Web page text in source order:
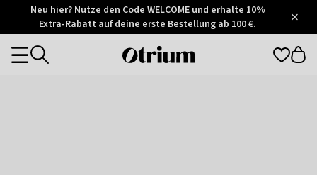
Otrium
Trustpilot
Neu hier? Nutze den Code WELCOME und erhalte 10%
Extra-Rabatt auf deine erste Bestellung ab 100 €.
Otrium
Categories